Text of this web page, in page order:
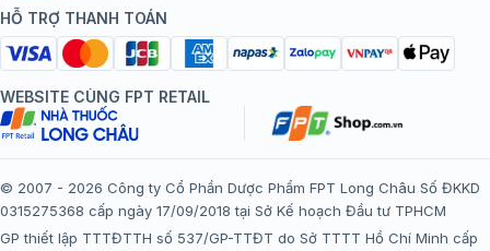
Chính sách bảo mật dữ liệu cá nhân
Chính sách thanh toán
Chính sách đổi trả gói, mũi tiêm tại trung tâm tiêm chủng
FPT Long Châu
Thể lệ chương trình “Tích điểm nhận đặc quyền”
Hệ thống trung tâm tiêm chủng
Tiêm chủng đi nước ngoài
HỖ TRỢ THANH TOÁN
WEBSITE CÙNG FPT RETAIL
© 2007 - 2026 Công ty Cổ Phần Dược Phẩm FPT Long Châu Số ĐKKD
0315275368 cấp ngày 17/09/2018 tại Sở Kế hoạch Đầu tư TPHCM
GP thiết lập TTTĐTTH số 537/GP-TTĐT do Sở TTTT Hồ Chí Minh cấp